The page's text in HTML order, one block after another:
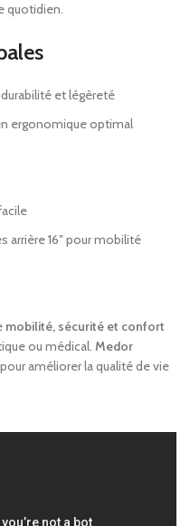
quotidien.
et légèreté
ergonomique optimal
arrière 16″ pour mobilité
mobilité, sécurité et confort
ou médical. Medor
améliorer la qualité de vie